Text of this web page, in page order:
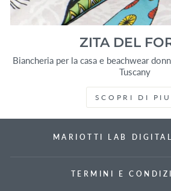
ZITA DEL
Biancheria per la casa e beachwear
Tuscany
SCOPRI DI
MARIOTTI LAB
TERMINI E